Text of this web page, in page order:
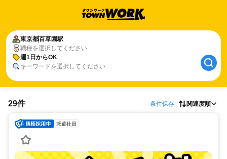
東京都百草園駅
職種を選択してください
週1日からOK
キーワードを選択してください
29件 条件保存 関連度順
派遣社員